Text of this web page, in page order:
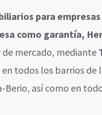
para empresas
como garantía,
mercado, mediante
todos los barrios de
Berio, así como en